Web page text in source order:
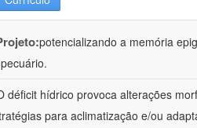
potencializando a memória
déficit hídrico provoca alterações
para aclimatização e/ou